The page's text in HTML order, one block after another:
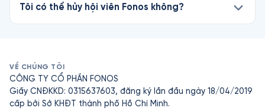
Tôi có thể hủy hội viên Fonos không?
VỀ CHÚNG TÔI
CÔNG TY CỔ PHẦN FONOS
Giấy CNĐKKD: 0315637603, đăng ký lần đầu ngày 18/04/2019
cấp bởi Sở KHĐT thành phố Hồ Chí Minh.